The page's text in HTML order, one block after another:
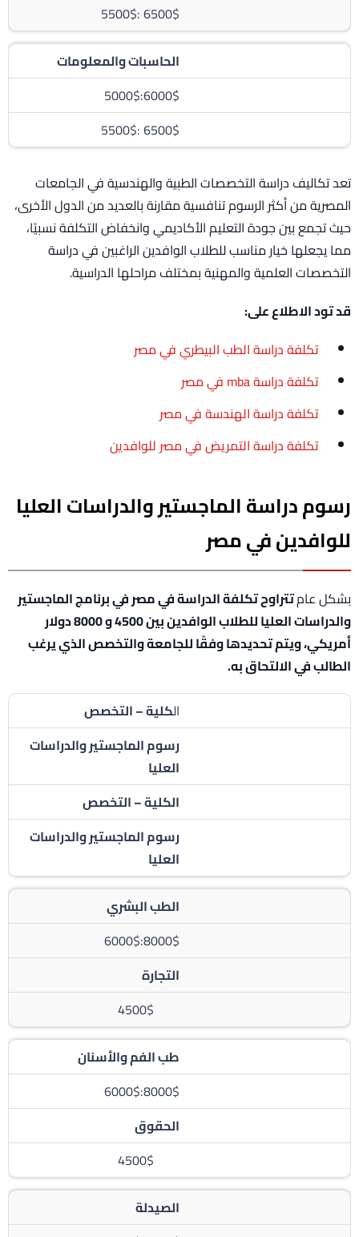
6500$ :5500$
الحاسبات والمعلومات
6000$:5000$
6500$ :5500$
تعد تكاليف دراسة التخصصات الطبية والهندسية في الجامعات
المصرية من أكثر الرسوم تنافسية مقارنة بالعديد من الدول الأخرى،
حيث تجمع بين جودة التعليم الأكاديمي وانخفاض التكلفة نسبيًا،
مما يجعلها خيار مناسب للطلاب الوافدين الراغبين في دراسة
التخصصات العلمية والمهنية بمختلف مراحلها الدراسية.
قد تود الاطلاع على:
تكلفة دراسة الطب البيطري في مصر
تكلفة دراسة mba في مصر
تكلفة دراسة الهندسة في مصر
تكلفة دراسة التمريض في مصر للوافدين
رسوم دراسة الماجستير والدراسات العليا
للوافدين في مصر
بشكل عامتتراوح تكلفة الدراسة في مصر في برنامج الماجستير
والدراسات العليا للطلاب الوافدين بين 4500 و 8000 دولار
أمريكي، ويتم تحديدها وفقًا للجامعة والتخصص الذي يرغب
الطالب في الالتحاق به.
الكلية – التخصص
رسوم الماجستير والدراسات
العليا
الكلية – التخصص
رسوم الماجستير والدراسات
العليا
الطب البشري
8000$:6000$
التجارة
طب الفم والأسنان
8000$:6000$
الحقوق
الصيدلة